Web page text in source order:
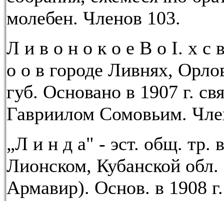
молебен. Членов 103.
Л и в о н о к о е В о I. х с
о о в городе Ливнях,
губ. Основано в 1907 г.
Гавриилом Сомовьим.
„Л и н д а" - эст. общ. тр.
Лионском, Кубанской обл.
Армавир). Основ. в 1908 г.